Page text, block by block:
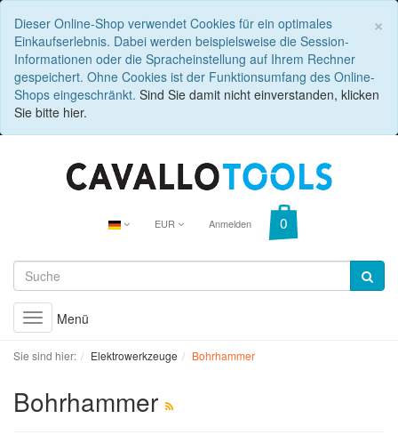
×
Dieser Online-Shop verwendet Cookies für ein optimales
Einkaufserlebnis. Dabei werden beispielsweise die Session-
Informationen oder die Spracheinstellung auf Ihrem Rechner
gespeichert. Ohne Cookies ist der Funktionsumfang des Online-
Shops eingeschränkt. Sind Sie damit nicht einverstanden, klicken
Sie bitte hier.
EUR Anmelden
Toggle
navigation
Menü
Sie sind hier: Elektrowerkzeuge Bohrhammer
Bohrhammer